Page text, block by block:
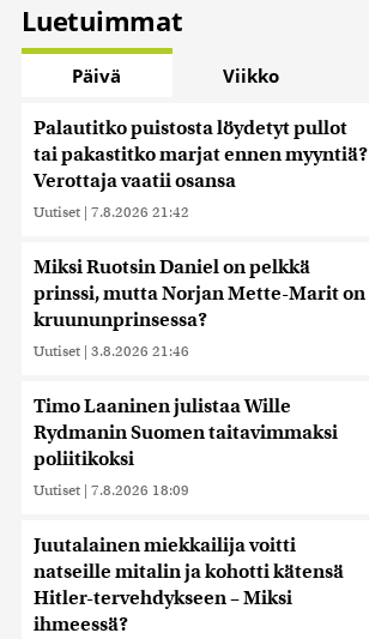
Luetuimmat
Päivä Viikko
Palautitko puistosta löydetyt pullot
tai pakastitko marjat ennen myyntiä?
Verottaja vaatii osansa
Uutiset | 7.8.2026 21:42
Miksi Ruotsin Daniel on pelkkä
prinssi, mutta Norjan Mette-Marit on
kruununprinsessa?
Uutiset | 3.8.2026 21:46
Timo Laaninen julistaa Wille
Rydmanin Suomen taitavimmaksi
poliitikoksi
Uutiset | 7.8.2026 18:09
Juutalainen miekkailija voitti
natseille mitalin ja kohotti kätensä
Hitler-tervehdykseen – Miksi
ihmeessä?